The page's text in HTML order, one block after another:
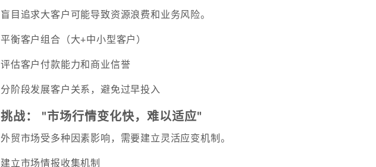
盲目追求大客户可能导致资源浪费和业务风险。
平衡客户组合（大+中小型客户）
评估客户付款能力和商业信誉
分阶段发展客户关系，避免过早投入
挑战： "市场行情变化快，难以适应"
外贸市场受多种因素影响，需要建立灵活应变机制。
建立市场情报收集机制